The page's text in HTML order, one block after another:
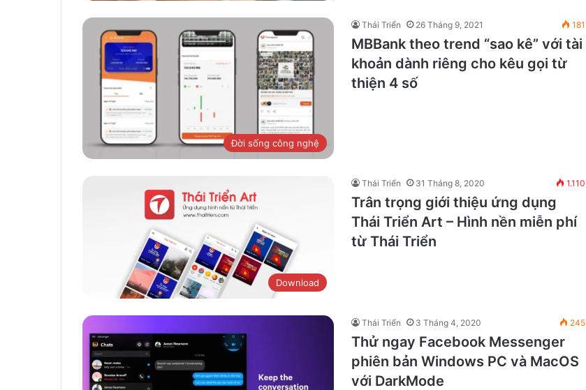
Đời sống công nghệ
Thái Triển 26 Tháng 9, 2021 181
MBBank theo trend “sao kê” với tài
khoản dành riêng cho kêu gọi từ
thiện 4 số
Download
Thái Triển 31 Tháng 8, 2020 1.110
Trân trọng giới thiệu ứng dụng
Thái Triển Art – Hình nền miễn phí
từ Thái Triển
Thái Triển 3 Tháng 4, 2020 245
Thử ngay Facebook Messenger
phiên bản Windows PC và MacOS
với DarkMode